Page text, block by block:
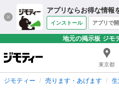
アプリならお得な情報
インストール アプリで開
地元の掲示板 ジモ
東京都
ジモティー 売ります・あげます